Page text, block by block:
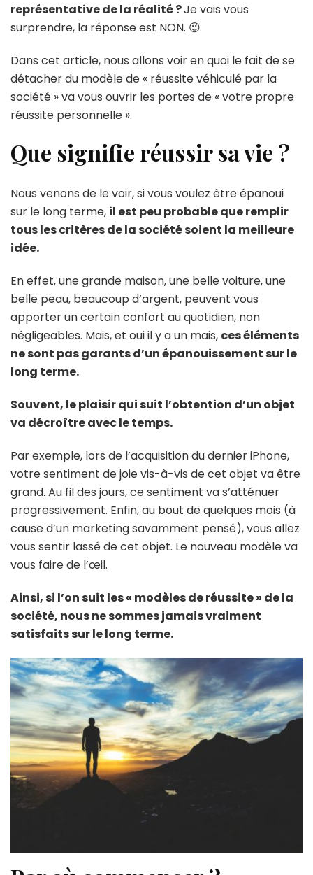
représentative de la réalité ?Je vais vous
surprendre, la réponse est NON. 😉
Dans cet article, nous allons voir en quoi le fait de se
détacher du modèle de « réussite véhiculé par la
société » va vous ouvrir les portes de « votre propre
réussite personnelle ».
Que signifie réussir sa vie ?
Nous venons de le voir, si vous voulez être épanoui
sur le long terme, il est peu probable que remplir
tous les critères de la société soient la meilleure
idée.
En effet, une grande maison, une belle voiture, une
belle peau, beaucoup d’argent, peuvent vous
apporter un certain confort au quotidien, non
négligeables. Mais, et oui il y a un mais, ces éléments
ne sont pas garants d’un épanouissement sur le
long terme.
Souvent, le plaisir qui suit l’obtention d’un objet
va décroître avec le temps.
Par exemple, lors de l’acquisition du dernier iPhone,
votre sentiment de joie vis-à-vis de cet objet va être
grand. Au fil des jours, ce sentiment va s’atténuer
progressivement. Enfin, au bout de quelques mois (à
cause d’un marketing savamment pensé), vous allez
vous sentir lassé de cet objet. Le nouveau modèle va
vous faire de l’œil.
Ainsi, si l’on suit les « modèles de réussite » de la
société, nous ne sommes jamais vraiment
satisfaits sur le long terme.